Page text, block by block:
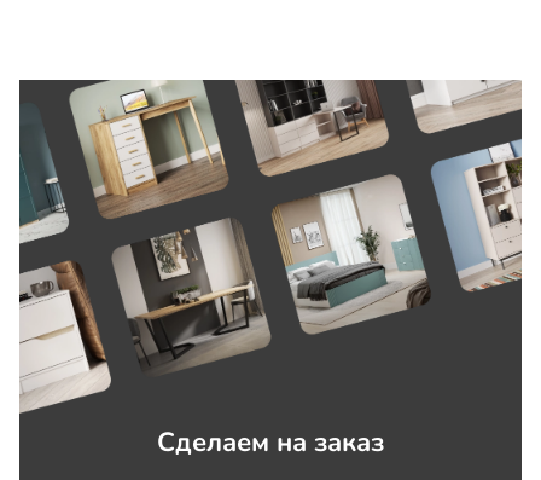
Сделаем на заказ